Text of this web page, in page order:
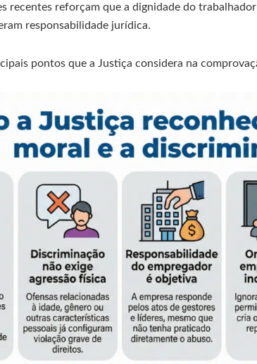
recentes reforçam que a dignidade do
responsabilidade jurídica.
pontos que a Justiça considera na